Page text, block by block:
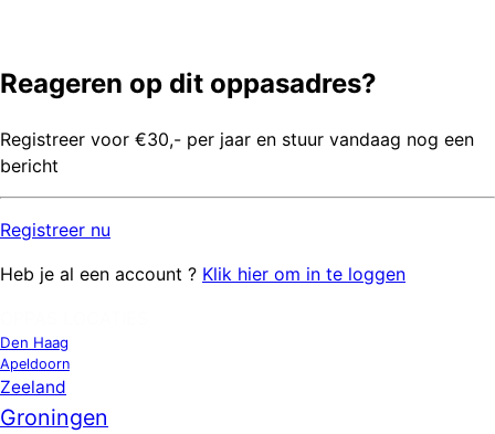
Reageren op dit oppasadres?
Registreer voor €30,- per jaar en stuur vandaag nog een
bericht
Registreer nu
Heb je al een account ? Klik hier om in te loggen
Den Haag
Apeldoorn
Zeeland
Groningen